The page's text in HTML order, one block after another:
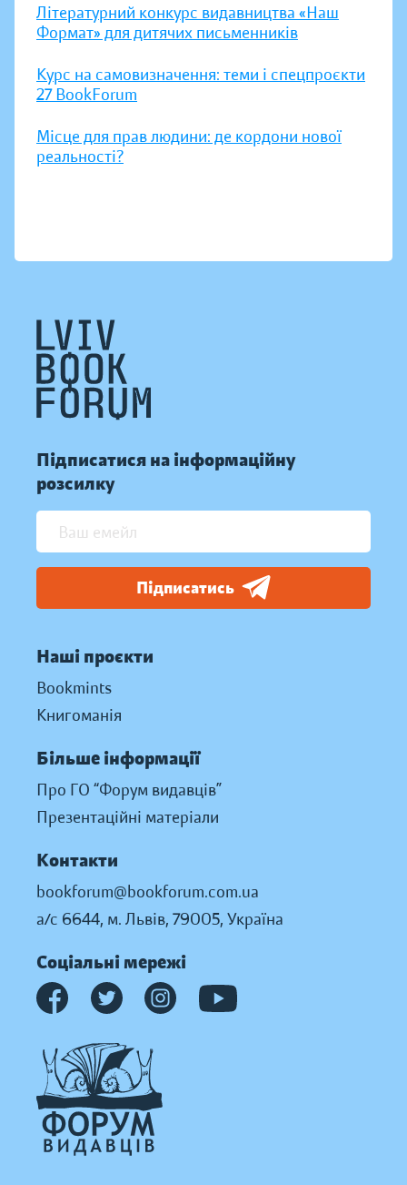
Літературний конкурс видавництва «Наш
Формат» для дитячих письменників
Курс на самовизначення: теми і спецпроєкти
27 BookForum
Місце для прав людини: де кордони нової
реальності?
Підписатися на інформаційну
розсилку
Підписатись
Наші проєкти
Bookmints
Книгоманія
Більше інформації
Про ГО “Форум видавців”
Презентаційні матеріали
Контакти
bookforum@bookforum.com.ua
а/с 6644, м. Львів, 79005, Україна
Соціальні мережі